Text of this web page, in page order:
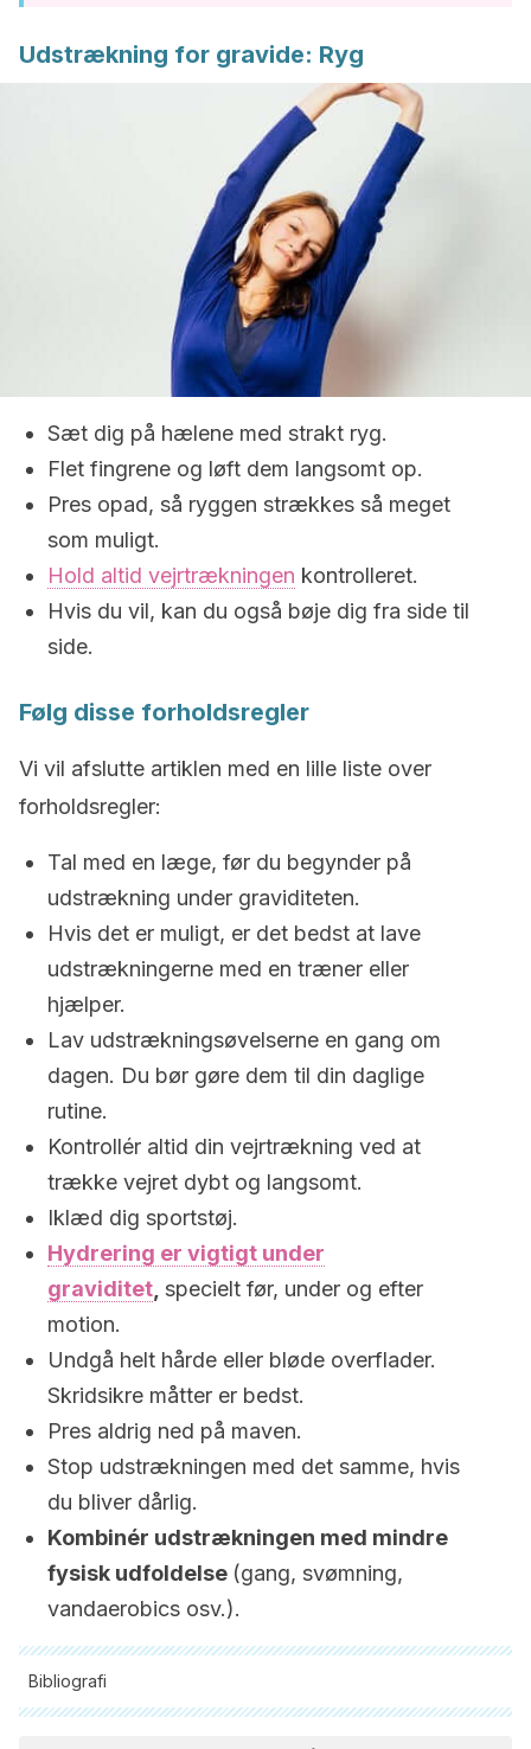
Udstrækning for gravide: Ryg
Sæt dig på hælene med strakt ryg.
Flet fingrene og løft dem langsomt op.
Pres opad, så ryggen strækkes så meget
som muligt.
Hold altid vejrtrækningen kontrolleret.
Hvis du vil, kan du også bøje dig fra side til
side.
Følg disse forholdsregler
Vi vil afslutte artiklen med en lille liste over
forholdsregler:
Tal med en læge, før du begynder på
udstrækning under graviditeten.
Hvis det er muligt, er det bedst at lave
udstrækningerne med en træner eller
hjælper.
Lav udstrækningsøvelserne en gang om
dagen. Du bør gøre dem til din daglige
rutine.
Kontrollér altid din vejrtrækning ved at
trække vejret dybt og langsomt.
Iklæd dig sportstøj.
Hydrering er vigtigt under
graviditet specielt før, under og efter
motion.
Undgå helt hårde eller bløde overflader.
Skridsikre måtter er bedst.
Pres aldrig ned på maven.
Stop udstrækningen med det samme, hvis
du bliver dårlig.
Kombinér udstrækningen med mindre
fysisk udfoldelse (gang, svømning,
vandaerobics osv.).
Bibliografi
Alle citerede kilder blev grundigt gennemgået af vores team